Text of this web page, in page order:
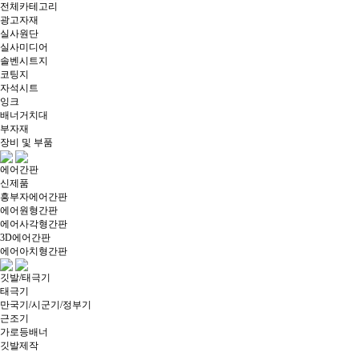
전체카테고리
광고자재
실사원단
실사미디어
솔벤시트지
코팅지
자석시트
잉크
배너거치대
부자재
장비 및 부품
에어간판
신제품
흥부자에어간판
에어원형간판
에어사각형간판
3D에어간판
에어아치형간판
깃발/태극기
태극기
만국기/시군기/정부기
근조기
가로등배너
깃발제작